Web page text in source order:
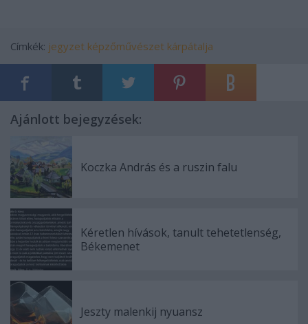
Címkék: jegyzet képzőművészet kárpátalja
Ajánlott bejegyzések:
Koczka András és a ruszin falu
Kéretlen hívások, tanult tehetetlenség,
Békemenet
Jeszty malenkij nyuansz